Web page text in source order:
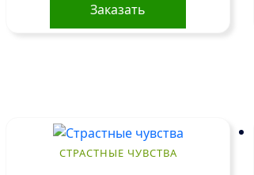
Заказать
СТРАСТНЫЕ ЧУВСТВА